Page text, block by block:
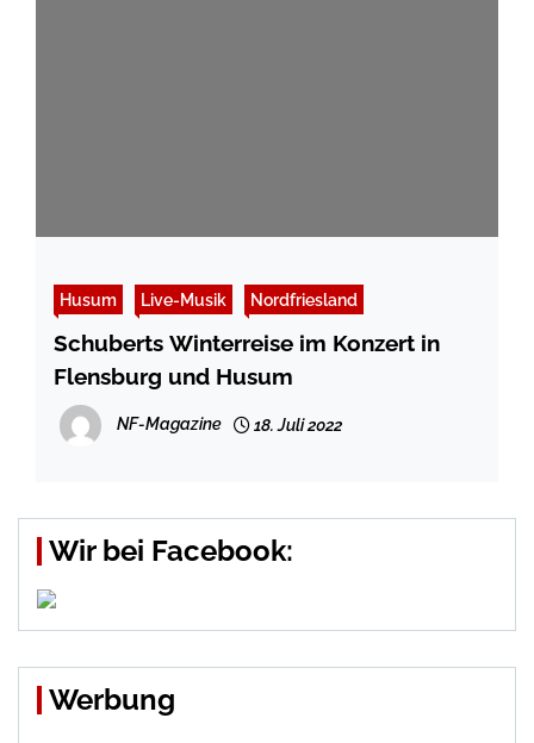
Husum Live-Musik Nordfriesland
Schuberts Winterreise im Konzert in
Flensburg und Husum
NF-Magazine 18. Juli 2022
Wir bei Facebook:
Werbung